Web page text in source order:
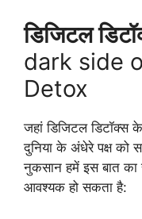
डिजिटल
dark side
Detox
जहां डिजिटल डिटॉक्स
दुनिया के अंधेरे पक्ष को
नुकसान हमें इस बात का
आवश्यक हो सकता है: